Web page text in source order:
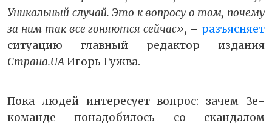
Уникальный случай. Это к вопросу о том, почему
за ним так все гоняются сейчас», – разъясняет
ситуацию главный редактор издания
Страна.UAИгорь Гужва.
Пока людей интересует вопрос: зачем Зе-
команде понадобилось со скандалом